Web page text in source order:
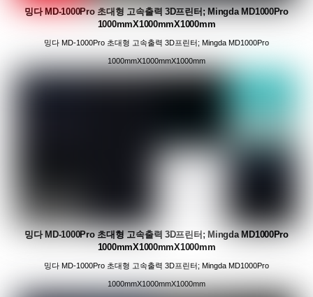
밍다 MD-1000Pro 초대형 고속출력 3D프린터; Mingda MD1000Pro
1000mmX1000mmX1000mm
밍다 MD-1000Pro 초대형 고속출력 3D프린터; Mingda MD1000Pro
1000mmX1000mmX1000mm
밍다 MD-1000Pro 초대형 고속출력 3D프린터; Mingda MD1000Pro
1000mmX1000mmX1000mm
밍다 MD-1000Pro 초대형 고속출력 3D프린터; Mingda MD1000Pro
1000mmX1000mmX1000mm